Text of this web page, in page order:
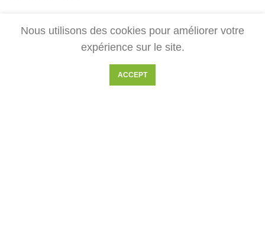
NOUS CONTACTER
Pour toute demande, contactez-nous par mail à :
Nous utilisons des cookies pour améliorer votre
expérience sur le site.
ACCEPT